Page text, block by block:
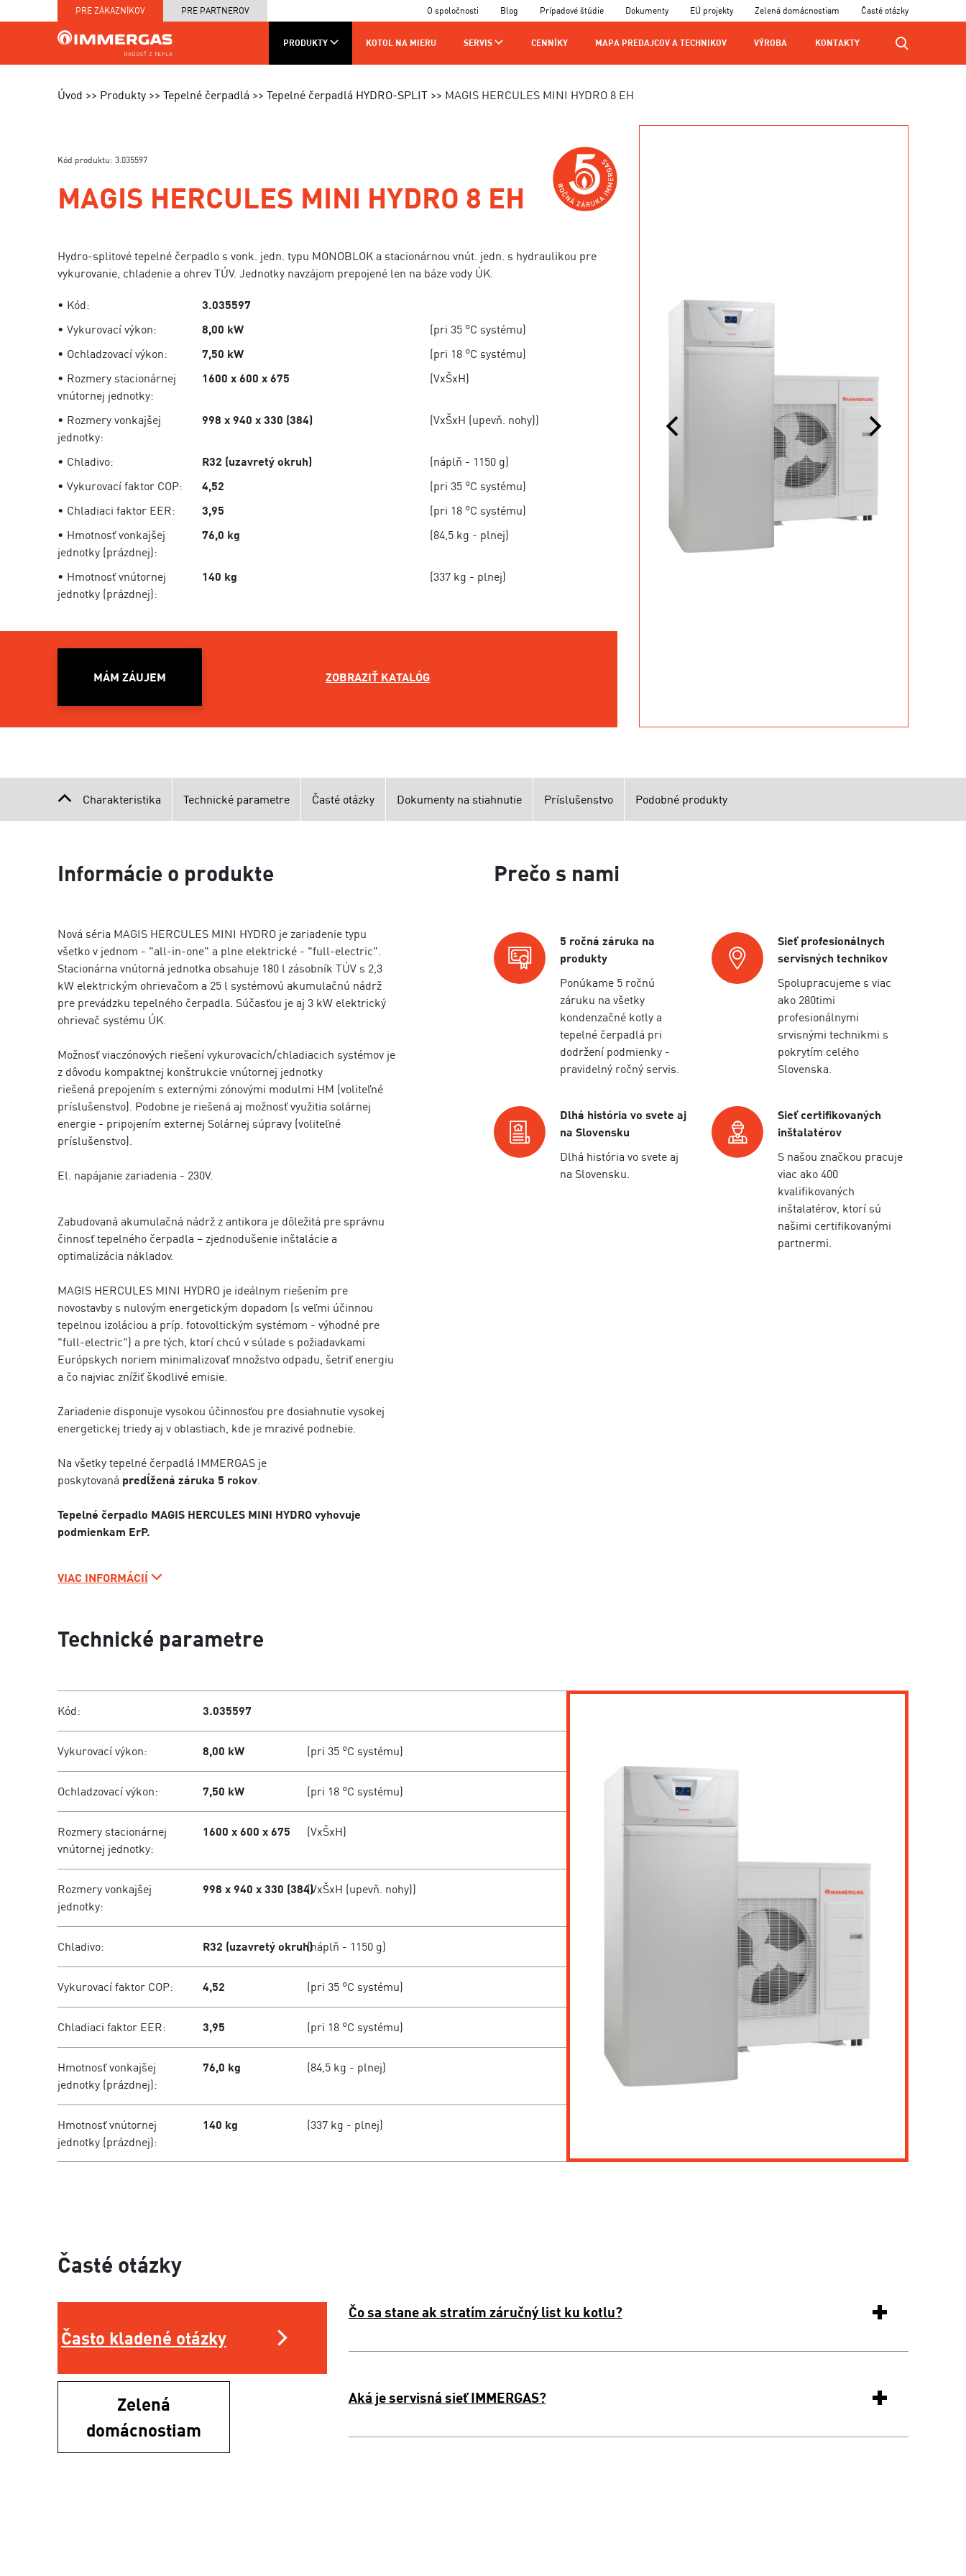
PRE ZÁKAZNÍKOV PRE PARTNEROV O spoločnosti Blog Prípadové štúdie Dokumenty EÚ projekty Zelená domácnostiam Časté otázky
PRODUKTY KOTOL NA MIERU SERVIS CENNÍKY MAPA PREDAJCOV A TECHNIKOV VÝROBA KONTAKTY
MIERU
A TECHNIKOV
Úvod Produkty Tepelné čerpadlá Tepelné čerpadlá HYDRO-SPLIT MAGIS HERCULES MINI HYDRO 8 EH
Kód produktu: 3.035597
MAGIS HERCULES MINI HYDRO 8 EH
Hydro-splitové tepelné čerpadlo s vonk. jedn. typu MONOBLOK a stacionárnou vnút. jedn. s hydraulikou pre
vykurovanie, chladenie a ohrev TÚV. Jednotky navzájom prepojené len na báze vody ÚK.
• Kód:
3.035597
• Vykurovací výkon:
8,00 kW
(pri 35 °C systému)
• Ochladzovací výkon:
7,50 kW
(pri 18 °C systému)
• Rozmery stacionárnej
vnútornej jednotky:
1600 x 600 x 675 (VxŠxH)
• Rozmery vonkajšej
jednotky:
998 x 940 x 330 (384) (VxŠxH (upevň. nohy))
• Chladivo: R32 (uzavretý okruh)
(náplň - 1150 g)
• Vykurovací faktor COP:
4,52
(pri 35 °C systému)
• Chladiaci faktor EER:
3,95
(pri 18 °C systému)
• Hmotnosť vonkajšej
jednotky (prázdnej):
76,0 kg (84,5 kg - plnej)
• Hmotnosť vnútornej
jednotky (prázdnej):
140 kg (337 kg - plnej)
MÁM ZÁUJEM ZOBRAZIŤ KATALÓG
Charakteristika Technické parametre Časté otázky Dokumenty na stiahnutie Príslušenstvo Podobné produkty
Informácie o produkte
Nová séria MAGIS HERCULES MINI HYDRO je zariadenie typu
všetko v jednom - "all-in-one" a plne elektrické - "full-electric".
Stacionárna vnútorná jednotka obsahuje 180 l zásobník TÚV s 2,3
kW elektrickým ohrievačom a 25 l systémovú akumulačnú nádrž
pre prevádzku tepelného čerpadla. Súčasťou je aj 3 kW elektrický
ohrievač systému ÚK.
Možnosť viaczónových riešení vykurovacích/chladiacich systémov je
z dôvodu kompaktnej konštrukcie vnútornej jednotky
riešená prepojením s externými zónovými modulmi HM (voliteľné
príslušenstvo). Podobne je riešená aj možnosť využitia solárnej
energie - pripojením externej Solárnej súpravy (voliteľné
príslušenstvo).
El. napájanie zariadenia - 230V.
Zabudovaná akumulačná nádrž z antikora je dôležitá pre správnu
činnosť tepelného čerpadla – zjednodušenie inštalácie a
optimalizácia nákladov.
MAGIS HERCULES MINI HYDRO je ideálnym riešením pre
novostavby s nulovým energetickým dopadom (s veľmi účinnou
tepelnou izoláciou a príp. fotovoltickým systémom - výhodné pre
"full-electric") a pre tých, ktorí chcú v súlade s požiadavkami
Európskych noriem minimalizovať množstvo odpadu, šetriť energiu
a čo najviac znížiť škodlivé emisie.
Zariadenie disponuje vysokou účinnosťou pre dosiahnutie vysokej
energetickej triedy aj v oblastiach, kde je mrazivé podnebie.
Na všetky tepelné čerpadlá IMMERGAS je
poskytovaná predĺžená záruka 5 rokov.
Tepelné čerpadlo MAGIS HERCULES MINI HYDRO vyhovuje
podmienkam ErP.
VIAC INFORMÁCIÍ
Prečo s nami
5 ročná záruka na
produkty
Ponúkame 5 ročnú
záruku na všetky
kondenzačné kotly a
tepelné čerpadlá pri
dodržení podmienky -
pravidelný ročný servis.
Sieť profesionálnych
servisných technikov
Spolupracujeme s viac
ako 280timi
profesionálnymi
srvisnými technikmi s
pokrytím celého
Slovenska.
Dlhá história vo svete aj
na Slovensku
Dlhá história vo svete aj
na Slovensku.
Sieť certifikovaných
inštalatérov
S našou značkou pracuje
viac ako 400
kvalifikovaných
inštalatérov, ktorí sú
našimi certifikovanými
partnermi.
Technické parametre
Kód: 3.035597
Vykurovací výkon: 8,00 kW (pri 35 °C systému)
Ochladzovací výkon: 7,50 kW (pri 18 °C systému)
Rozmery stacionárnej
vnútornej jednotky:
1600 x 600 x 675 (VxŠxH)
Rozmery vonkajšej
jednotky:
998 x 940 x 330 (384)(VxŠxH (upevň. nohy))
Chladivo: R32 (uzavretý okruh)(náplň - 1150 g)
Vykurovací faktor COP: 4,52 (pri 35 °C systému)
Chladiaci faktor EER: 3,95 (pri 18 °C systému)
Hmotnosť vonkajšej
jednotky (prázdnej):
76,0 kg (84,5 kg - plnej)
Hmotnosť vnútornej
jednotky (prázdnej):
140 kg (337 kg - plnej)
Časté otázky
Často kladené otázky
Zelená
domácnostiam
Čo sa stane ak stratím záručný list ku kotlu?
Aká je servisná sieť IMMERGAS?